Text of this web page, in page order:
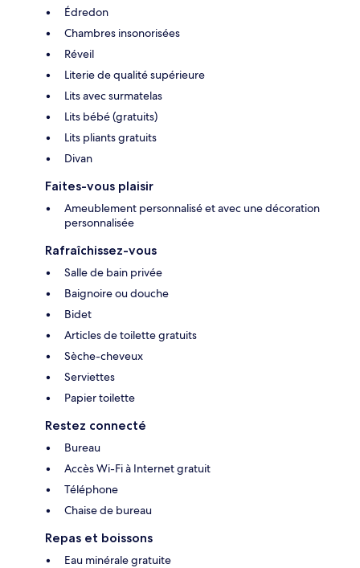
Édredon
Chambres insonorisées
Réveil
Literie de qualité supérieure
Lits avec surmatelas
Lits bébé (gratuits)
Lits pliants gratuits
Divan
Faites-vous plaisir
Ameublement personnalisé et avec une décoration
personnalisée
Rafraîchissez-vous
Salle de bain privée
Baignoire ou douche
Bidet
Articles de toilette gratuits
Sèche-cheveux
Serviettes
Papier toilette
Restez connecté
Bureau
Accès Wi-Fi à Internet gratuit
Téléphone
Chaise de bureau
Repas et boissons
Eau minérale gratuite